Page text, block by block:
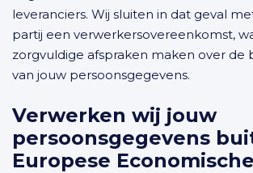
leveranciers. Wij sluiten in dat geval
partij een verwerkersovereenkomst,
zorgvuldige afspraken maken over de
van jouw persoonsgegevens.
Verwerken wij jouw
persoonsgegevens
Europese